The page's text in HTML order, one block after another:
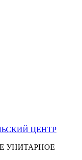
ЦЕНТР
УНИТАРНОЕ